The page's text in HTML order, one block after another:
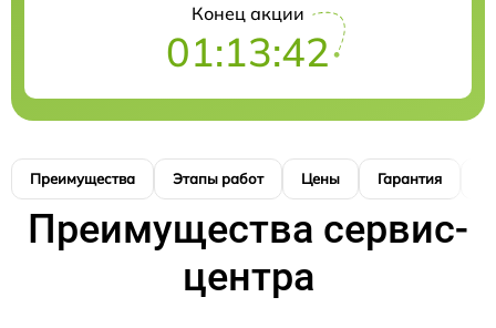
Конец акции
01:13:40
Преимущества Этапы работ Цены Гарантия
Преимущества сервис-
центра